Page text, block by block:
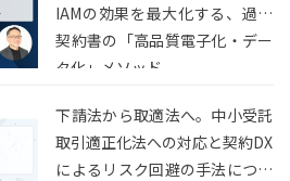
IAMの効果を最大化する、過去
契約書の「高品質電子化・デー
タ化」メソッド
下請法から取適法へ。中小受託
取引適正化法への対応と契約DX
によるリスク回避の手法につい